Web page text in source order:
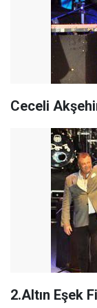
Ceceli
2.Altın Eşek